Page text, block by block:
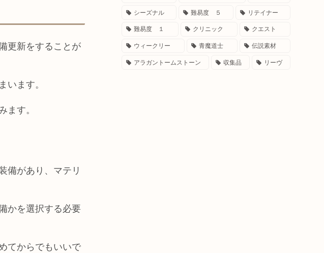
更新をすることが
います。
ます。
備があり、マテリ
かを選択する必要
てからでもいいで
シーズナル 難易度 ５ リテイナー
難易度 １ クリニック クエスト
ウィークリー 青魔道士 伝説素材
アラガントームストーン 収集品 リーヴ